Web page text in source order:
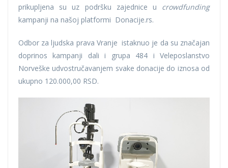
prikupljena su uz podršku zajednice u crowdfunding
kampanji na našoj platformi Donacije.rs.
Odbor za ljudska prava Vranje istaknuo je da su značajan
doprinos kampanji dali i grupa 484 i Veleposlanstvo
Norveške udvostručavanjem svake donacije do iznosa od
ukupno 120.000,00 RSD.